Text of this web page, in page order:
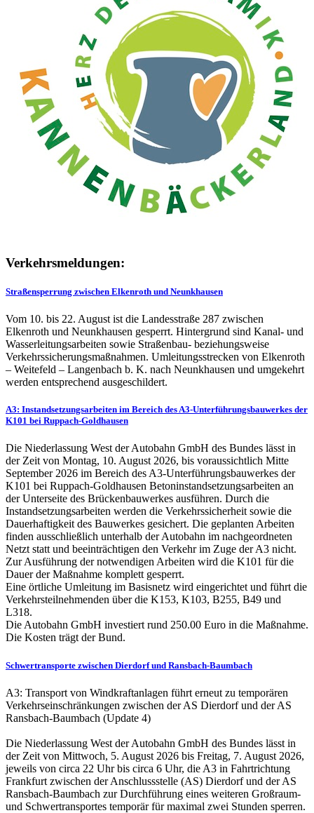
Verkehrsmeldungen:
Straßensperrung zwischen Elkenroth und Neunkhausen
Vom 10. bis 22. August ist die Landesstraße 287 zwischen
Elkenroth und Neunkhausen gesperrt. Hintergrund sind Kanal- und
Wasserleitungsarbeiten sowie Straßenbau- beziehungsweise
Verkehrssicherungsmaßnahmen. Umleitungsstrecken von Elkenroth
– Weitefeld – Langenbach b. K. nach Neunkhausen und umgekehrt
werden entsprechend ausgeschildert.
A3: Instandsetzungsarbeiten im Bereich des A3-Unterführungsbauwerkes der
K101 bei Ruppach-Goldhausen
Die Niederlassung West der Autobahn GmbH des Bundes lässt in
der Zeit von Montag, 10. August 2026, bis voraussichtlich Mitte
September 2026 im Bereich des A3-Unterführungsbauwerkes der
K101 bei Ruppach-Goldhausen Betoninstandsetzungsarbeiten an
der Unterseite des Brückenbauwerkes ausführen. Durch die
Instandsetzungsarbeiten werden die Verkehrssicherheit sowie die
Dauerhaftigkeit des Bauwerkes gesichert. Die geplanten Arbeiten
finden ausschließlich unterhalb der Autobahn im nachgeordneten
Netzt statt und beeinträchtigen den Verkehr im Zuge der A3 nicht.
Zur Ausführung der notwendigen Arbeiten wird die K101 für die
Dauer der Maßnahme komplett gesperrt.
Eine örtliche Umleitung im Basisnetz wird eingerichtet und führt die
Verkehrsteilnehmenden über die K153, K103, B255, B49 und
L318.
Die Autobahn GmbH investiert rund 250.00 Euro in die Maßnahme.
Die Kosten trägt der Bund.
Schwertransporte zwischen Dierdorf und Ransbach-Baumbach
A3: Transport von Windkraftanlagen führt erneut zu temporären
Verkehrseinschränkungen zwischen der AS Dierdorf und der AS
Ransbach-Baumbach (Update 4)
Die Niederlassung West der Autobahn GmbH des Bundes lässt in
der Zeit von Mittwoch, 5. August 2026 bis Freitag, 7. August 2026,
jeweils von circa 22 Uhr bis circa 6 Uhr, die A3 in Fahrtrichtung
Frankfurt zwischen der Anschlussstelle (AS) Dierdorf und der AS
Ransbach-Baumbach zur Durchführung eines weiteren Großraum-
und Schwertransportes temporär für maximal zwei Stunden sperren.